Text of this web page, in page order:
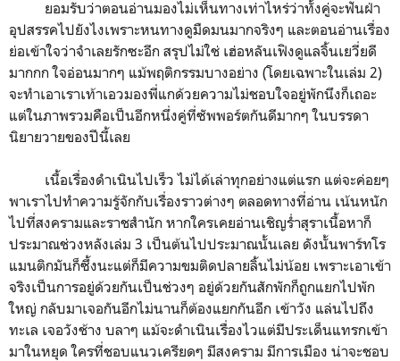
ยอมรับว่าตอนอ่านมองไม่เห็นทางเท่าไหร่ว่าทั้งคู่จะฟันฝ่า
อุปสรรคไปยังไงเพราะหนทางดูมืดมนมากจริงๆ และตอนอ่านเรื่อง
ย่อเข้าใจว่าจำเลยรักซะอีก สรุปไม่ใช่ เฮ่อหลันเฟิงดูแลจิ้นเยวี่ยดี
มากกก ใจอ่อนมากๆ แม้พฤติกรรมบางอย่าง (โดยเฉพาะในเล่ม 2)
จะทำเอาเราเท้าเอวมองพี่แกด้วยความไม่ชอบใจอยู่พักนึงก็เถอะ
แต่ในภาพรวมคือเป็นอีกหนึ่งคู่ที่ซัพพอร์ตกันดีมากๆ ในบรรดา
นิยายวายของปีนี้เลย
เนื้อเรื่องดำเนินไปเร็ว ไม่ได้เล่าทุกอย่างแต่แรก แต่จะค่อยๆ
พาเราไปทำความรู้จักกับเรื่องราวต่างๆ ตลอดทางที่อ่าน เน้นหนัก
ไปที่สงครามและราชสำนัก หากใครเคยอ่านเชิญร่ำสุราเนื้อหาก็
ประมาณช่วงหลังเล่ม 3 เป็นต้นไปประมาณนั้นเลย ดังนั้นพาร์ทโร
แมนติกมันก็ซึ้งนะแต่ก็มีความขมติดปลายลิ้นไม่น้อย เพราะเอาเข้า
จริงเป็นการอยู่ด้วยกันเป็นช่วงๆ อยู่ด้วยกันสักพักก็ถูกแยกไปพัก
ใหญ่ กลับมาเจอกันอีกไม่นานก็ต้องแยกกันอีก เข้าวัง แล่นไปถึง
ทะเล เจอวังช้าง บลาๆ แม้จะดำเนินเรื่องไวแต่มีประเด็นแทรกเข้า
มาในหยุด ใครที่ชอบแนวเครียดๆ มีสงคราม มีการเมือง น่าจะชอบ